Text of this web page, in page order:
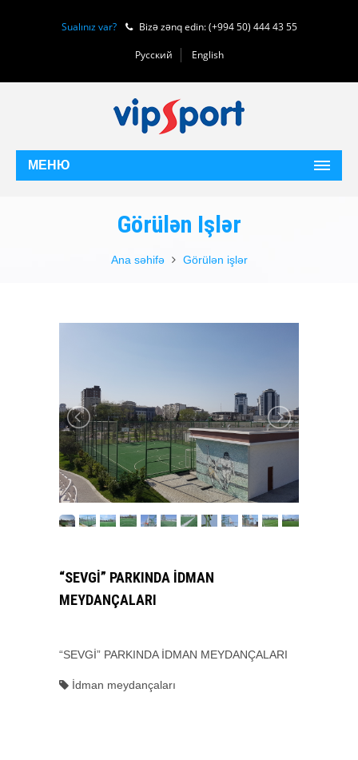
Sualınız var? Bizə zənq edin: (+994 50) 444 43 55
Русский English
МЕНЮ
Görülən Işlər
Ana səhifə Görülən işlər
“SEVGİ” PARKINDA İDMAN
MEYDANÇALARI
“SEVGİ” PARKINDA İDMAN MEYDANÇALARI
İdman meydançaları